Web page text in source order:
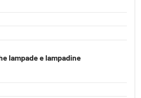
lampade e lampadine